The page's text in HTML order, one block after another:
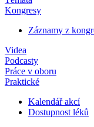
Kongresy
Záznamy z
Videa
Podcasty
Práce v oboru
Praktické
Kalendář akcí
Dostupnost léků